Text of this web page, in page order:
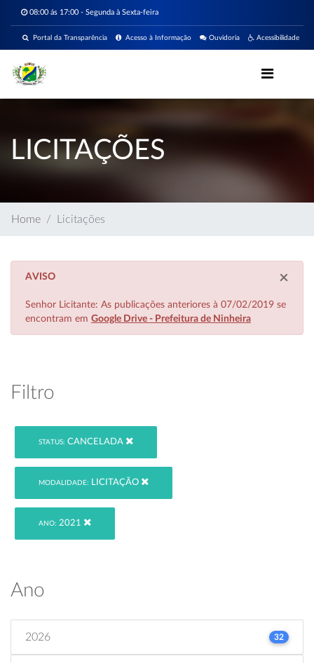
08:00 ás 17:00 - Segunda à Sexta-feira
Acessibilidade
Ouvidoria
Acesso à Informação
Portal da Transparência
LICITAÇÕES
Home Licitações
×
AVISO
Senhor Licitante: As publicações anteriores à 07/02/2019 se
encontram em Google Drive - Prefeitura de Ninheira
Filtro
STATUS: CANCELADA
MODALIDADE: LICITAÇÃO
ANO: 2021
Ano
2026 32